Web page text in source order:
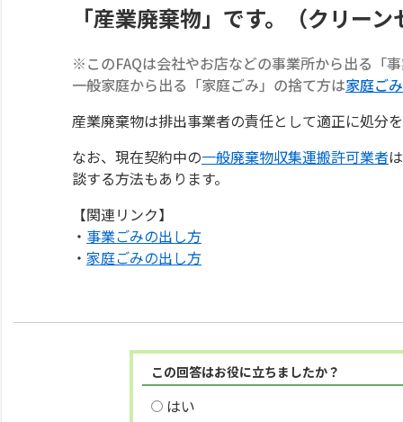
「産業廃棄物」です。（クリー
※このFAQは会社やお店などの事業所から出る「
一般家庭から出る「家庭ごみ」の捨て方は家庭ご
産業廃棄物は排出事業者の責任として適正に処分
なお、現在契約中の一般廃棄物収集運搬許可業者
談する方法もあります。
【関連リンク】
・ 事業ごみの出し方
・ 家庭ごみの出し方
この回答はお役に立ちましたか？
はい